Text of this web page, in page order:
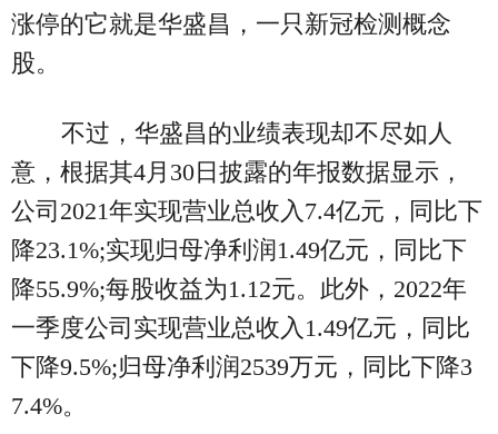
涨停的它就是华盛昌，一只新冠检测概念
股。
不过，华盛昌的业绩表现却不尽如人
意，根据其4月30日披露的年报数据显示，
公司2021年实现营业总收入7.4亿元，同比下
降23.1%;实现归母净利润1.49亿元，同比下
降55.9%;每股收益为1.12元。此外，2022年
一季度公司实现营业总收入1.49亿元，同比
下降9.5%;归母净利润2539万元，同比下降3
7.4%。